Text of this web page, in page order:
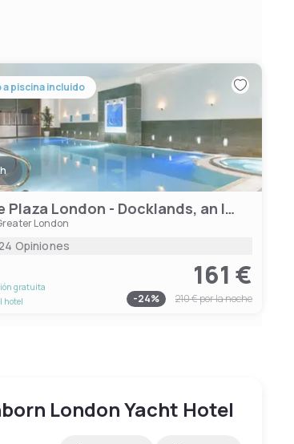
a piscina incluido
Crowne Plaza London - Docklands, an IHG Hotel
London
Opiniones
gratuita
hotel
161 €
-24% 210 €por la noche
London Yacht Hotel